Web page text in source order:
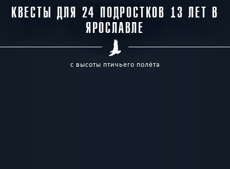
КВЕСТЫ ДЛЯ 24 ПОДРОСТКОВ 13 ЛЕТ В
ЯРОСЛАВЛЕ
с высоты птичьего полёта